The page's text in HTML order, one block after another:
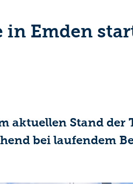
in Emden
aktuellen Stand der
bei laufendem